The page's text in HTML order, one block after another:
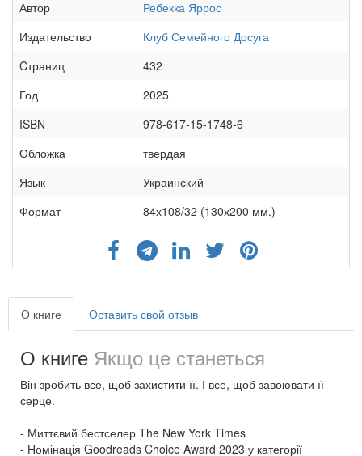
Автор
Ребекка Яррос
Издательство
Клуб Семейного Досуга
Cтраниц
432
Год
2025
ISBN
978-617-15-1748-6
Обложка
твердая
Язык
Украинский
Формат
84х108/32 (130х200 мм.)
О книге Оставить свой отзыв
О книге Якщо це станеться
Він зробить все, щоб захистити її. І все, щоб завоювати її
серце.
- Миттєвий бестселер The New York Times
- Номінація Goodreads Choice Award 2023 у категорії